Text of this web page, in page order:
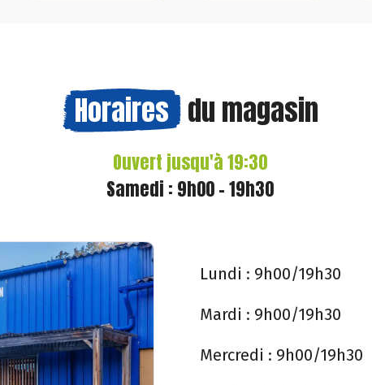
Horaires du magasin
Ouvert jusqu'à 19:30
Samedi : 9h00 - 19h30
Lundi : 9h00/19h30
Mardi : 9h00/19h30
Mercredi : 9h00/19h30